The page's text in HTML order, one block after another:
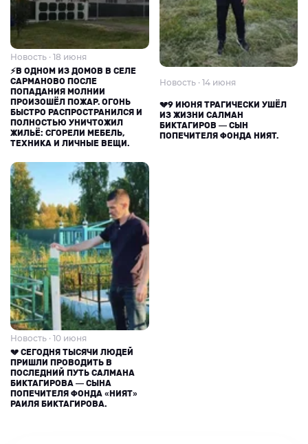
Новость · 18 июня
⚡В ОДНОМ ИЗ ДОМОВ В СЕЛЕ
САРМАНОВО ПОСЛЕ
ПОПАДАНИЯ МОЛНИИ
ПРОИЗОШЁЛ ПОЖАР. ОГОНЬ
БЫСТРО РАСПРОСТРАНИЛСЯ И
ПОЛНОСТЬЮ УНИЧТОЖИЛ
ЖИЛЬЁ: СГОРЕЛИ МЕБЕЛЬ,
ТЕХНИКА И ЛИЧНЫЕ ВЕЩИ.
Новость · 14 июня
💔9 ИЮНЯ ТРАГИЧЕСКИ УШЁЛ
ИЗ ЖИЗНИ САЛМАН
БИКТАГИРОВ — СЫН
ПОПЕЧИТЕЛЯ ФОНДА НИЯТ.
Новость · 10 июня
💔 СЕГОДНЯ ТЫСЯЧИ ЛЮДЕЙ
ПРИШЛИ ПРОВОДИТЬ В
ПОСЛЕДНИЙ ПУТЬ САЛМАНА
БИКТАГИРОВА — СЫНА
ПОПЕЧИТЕЛЯ ФОНДА «НИЯТ»
РАИЛЯ БИКТАГИРОВА.